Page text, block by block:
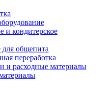
и кондитерское
общепита
переработка
и расходные материалы